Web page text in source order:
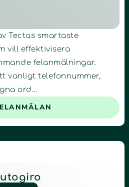
Tectas smartaste
vill effektivisera
felanmälningar.
vanligt telefonnummer,
ord...